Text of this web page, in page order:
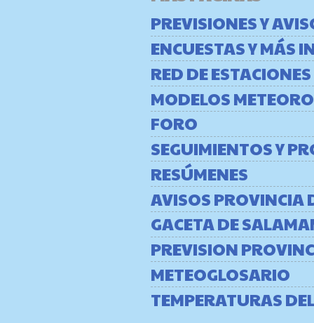
PREVISIONES Y
ENCUESTAS Y MÁS
RED DE ESTACIONES
MODELOS
FORO
SEGUIMIENTOS Y
RESÚMENES
AVISOS PROVINCIA
GACETA DE
PREVISION
METEOGLOSARIO
TEMPERATURAS